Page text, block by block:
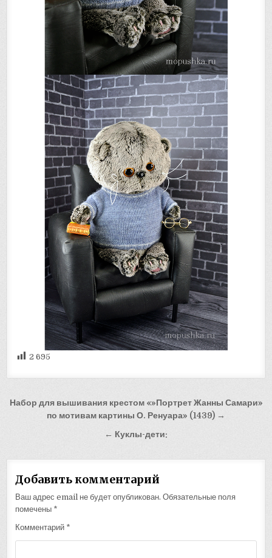
2 695
Навигация
Набор для вышивания крестом «»Портрет Жанны Самари»
по мотивам картины О. Ренуара» (1439) →
← Куклы-дети:
Добавить комментарий
Ваш адрес email не будет опубликован. Обязательные поля
помечены *
Комментарий *